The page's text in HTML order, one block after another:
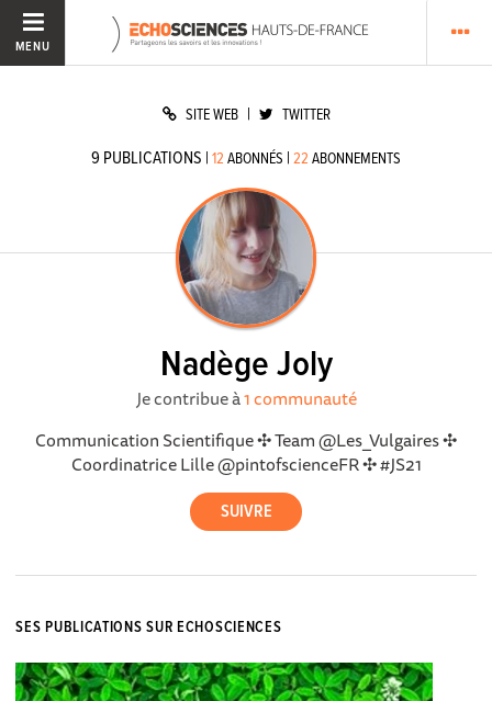
MENU
SITE WEB | TWITTER
9 PUBLICATIONS | 12 ABONNÉS | 22 ABONNEMENTS
Nadège Joly
Je contribue à1 communauté
Communication Scientifique ✣ Team @Les_Vulgaires ✣
Coordinatrice Lille @pintofscienceFR ✣ #JS21
SES PUBLICATIONS SUR ECHOSCIENCES